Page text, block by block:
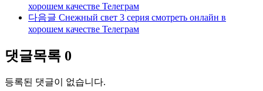
хорошем качестве Телеграм
다음글 Снежный свет 3 серия смотреть онлайн в
хорошем качестве Телеграм
댓글목록 0
등록된 댓글이 없습니다.